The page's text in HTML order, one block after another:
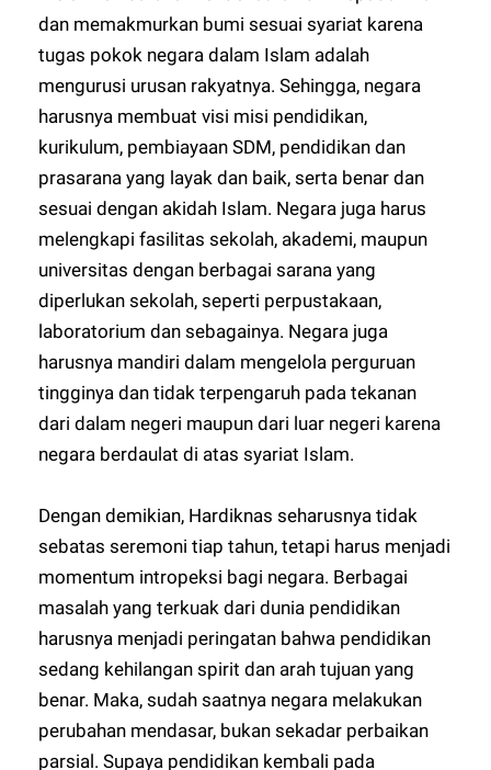
dan memakmurkan bumi sesuai syariat karena
tugas pokok negara dalam Islam adalah
mengurusi urusan rakyatnya. Sehingga, negara
harusnya membuat visi misi pendidikan,
kurikulum, pembiayaan SDM, pendidikan dan
prasarana yang layak dan baik, serta benar dan
sesuai dengan akidah Islam. Negara juga harus
melengkapi fasilitas sekolah, akademi, maupun
universitas dengan berbagai sarana yang
diperlukan sekolah, seperti perpustakaan,
laboratorium dan sebagainya. Negara juga
harusnya mandiri dalam mengelola perguruan
tingginya dan tidak terpengaruh pada tekanan
dari dalam negeri maupun dari luar negeri karena
negara berdaulat di atas syariat Islam.
Dengan demikian, Hardiknas seharusnya tidak
sebatas seremoni tiap tahun, tetapi harus menjadi
momentum intropeksi bagi negara. Berbagai
masalah yang terkuak dari dunia pendidikan
harusnya menjadi peringatan bahwa pendidikan
sedang kehilangan spirit dan arah tujuan yang
benar. Maka, sudah saatnya negara melakukan
perubahan mendasar, bukan sekadar perbaikan
parsial. Supaya pendidikan kembali pada